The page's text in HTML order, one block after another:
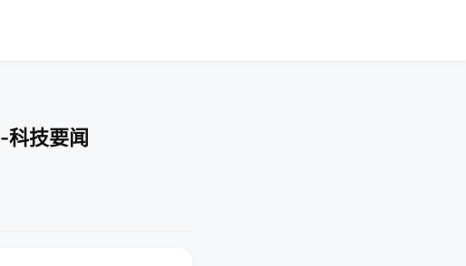
科技要闻